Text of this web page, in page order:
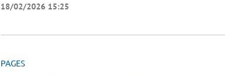
18/02/2026 15:25
PAGES